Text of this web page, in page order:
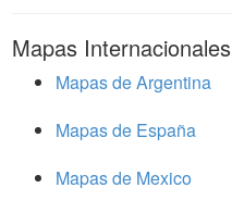
Mapas Internacionales
Mapas de Argentina
Mapas de España
Mapas de Mexico